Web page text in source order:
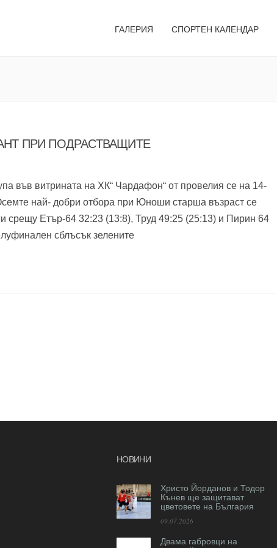
ГАЛЕРИЯ СПОРТЕН КАЛЕНДАР
ПРИ ПОДРАСТВАЩИТЕ
във витрината на ХК“ Чардафон“ от провелия се на 14-
най- добри отбора при Юноши старша възраст се
срещу Етър-64 32:23 (13:8), Труд 49:25 (25:13) и Пирин 64
сблъсък зелените
НОВИНИ
Христо Йорданов и Тодор
Кънев ще защитават
цветовете на България
09.07.2026
Двама габровци на